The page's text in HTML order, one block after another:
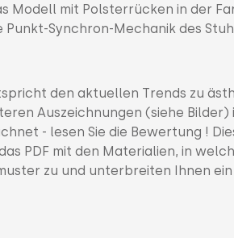
Modell mit Polsterrücken in der
Punkt-Synchron-Mechanik des
den aktuellen Trends zu
Auszeichnungen (siehe Bilder)
- lesen Sie die Bewertung !
PDF mit den Materialien, in
zu und unterbreiten Ihnen